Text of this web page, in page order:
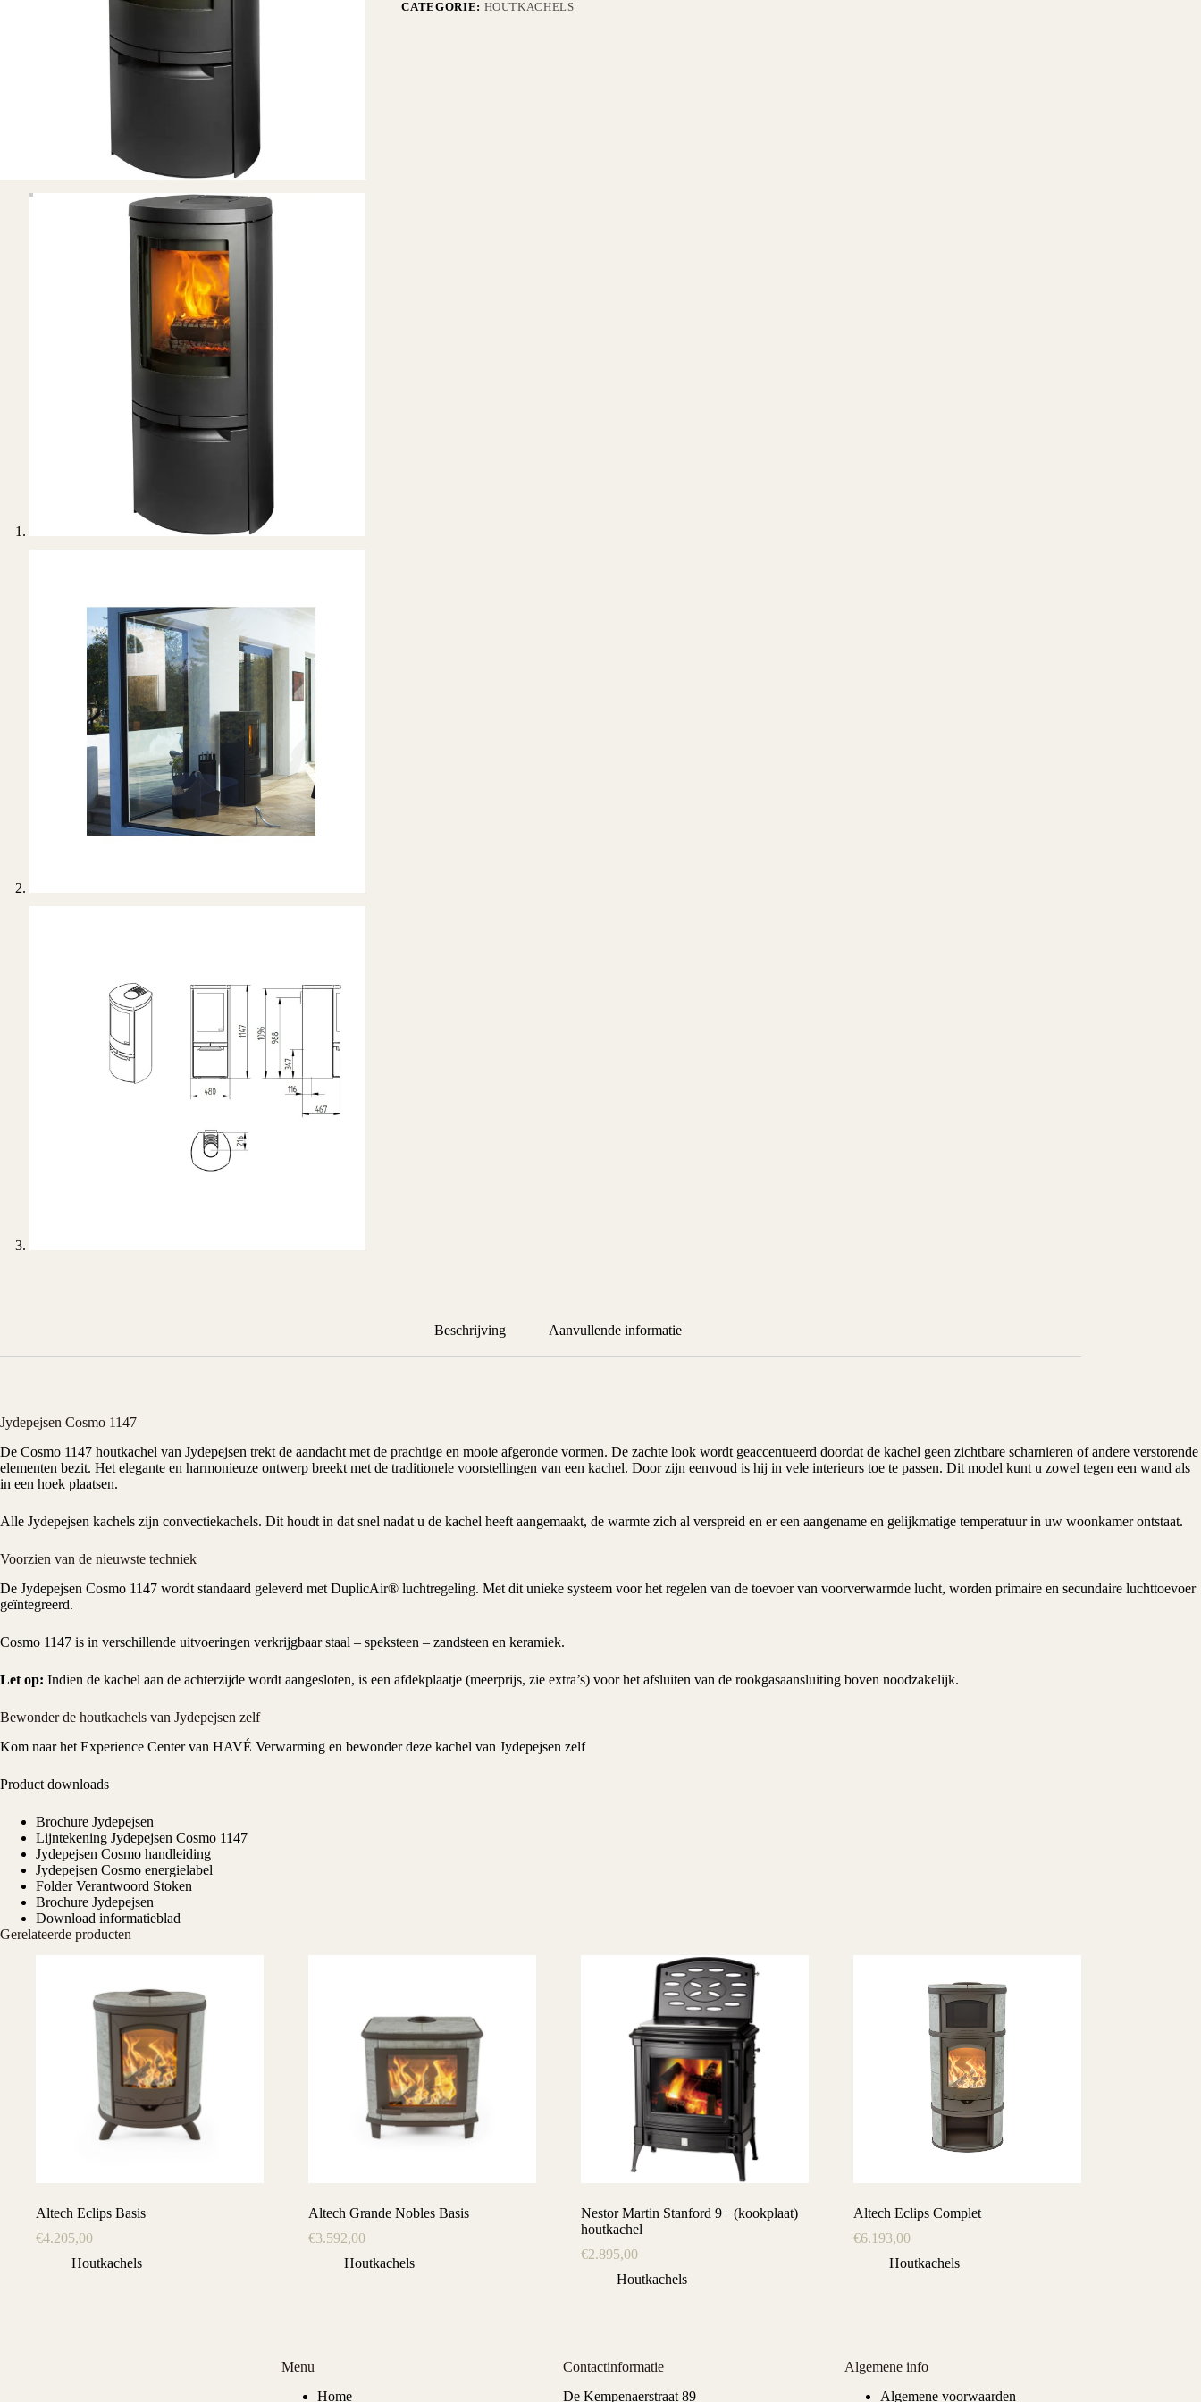
CATEGORIE: HOUTKACHELS
Beschrijving Aanvullende informatie
Jydepejsen Cosmo 1147
De Cosmo 1147 houtkachel van Jydepejsen trekt de aandacht met de prachtige en mooie afgeronde vormen. De zachte look wordt geaccentueerd doordat de kachel geen zichtbare scharnieren of andere verstorende
elementen bezit. Het elegante en harmonieuze ontwerp breekt met de traditionele voorstellingen van een kachel. Door zijn eenvoud is hij in vele interieurs toe te passen. Dit model kunt u zowel tegen een wand als
in een hoek plaatsen.
Alle Jydepejsen kachels zijn convectiekachels. Dit houdt in dat snel nadat u de kachel heeft aangemaakt, de warmte zich al verspreid en er een aangename en gelijkmatige temperatuur in uw woonkamer ontstaat.
Voorzien van de nieuwste techniek
De Jydepejsen Cosmo 1147 wordt standaard geleverd met DuplicAir® luchtregeling. Met dit unieke systeem voor het regelen van de toevoer van voorverwarmde lucht, worden primaire en secundaire luchttoevoer
geïntegreerd.
Cosmo 1147 is in verschillende uitvoeringen verkrijgbaar staal – speksteen – zandsteen en keramiek.
Let op: Indien de kachel aan de achterzijde wordt aangesloten, is een afdekplaatje (meerprijs, zie extra’s) voor het afsluiten van de rookgasaansluiting boven noodzakelijk.
Bewonder de houtkachels van Jydepejsen zelf
Kom naar het Experience Centervan HAVÉ Verwarming en bewonder deze kachel van Jydepejsen zelf
Product downloads
Brochure Jydepejsen
Lijntekening Jydepejsen Cosmo 1147
Jydepejsen Cosmo handleiding
Jydepejsen Cosmo energielabel
Folder Verantwoord Stoken
Brochure Jydepejsen
Download informatieblad
Gerelateerde producten
Altech Eclips Basis
€4.205,00
Houtkachels
Altech Grande Nobles Basis
€3.592,00
Houtkachels
Nestor Martin Stanford 9+ (kookplaat)
houtkachel
€2.895,00
Houtkachels
Altech Eclips Complet
€6.193,00
Houtkachels
Menu
Home
Contactinformatie
De Kempenaerstraat 89
Algemene info
Algemene voorwaarden